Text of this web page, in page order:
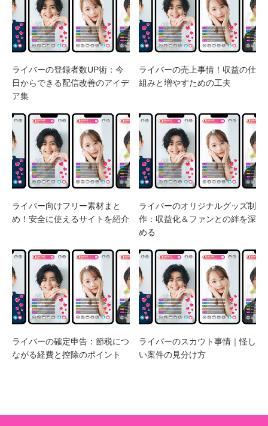
ライバーの登録者数UP術：今
日からできる配信改善のアイデ
ア集
ライバーの売上事情！収益の仕
組みと増やすための工夫
ライバー向けフリー素材まと
め！安全に使えるサイトを紹介
ライバーのオリジナルグッズ制
作：収益化＆ファンとの絆を深
める
ライバーの確定申告：節税につ
ながる経費と控除のポイント
ライバーのスカウト事情｜怪し
い案件の見分け方